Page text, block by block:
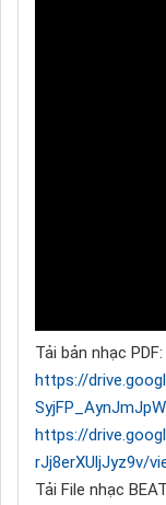
Tải bản nhạc PDF:
https://
https://
rJj8erXUljJyz9v/
Tải File nhạc